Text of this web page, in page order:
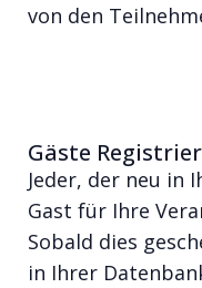
von den
Gäste
Jeder, der neu in
Gast für Ihre
Sobald dies
in Ihrer